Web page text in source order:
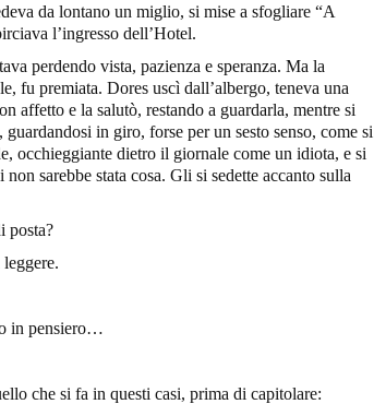
da lontano un miglio, si mise a sfogliare “A
l’ingresso dell’Hotel.
perdendo vista, pazienza e speranza. Ma la
fu premiata. Dores uscì dall’albergo, teneva una
affetto e la salutò, restando a guardarla, mentre si
in giro, forse per un sesto senso, come si
occhieggiante dietro il giornale come un idiota, e si
sarebbe stata cosa. Gli si sedette accanto sulla
posta?
in pensiero…
che si fa in questi casi, prima di capitolare: